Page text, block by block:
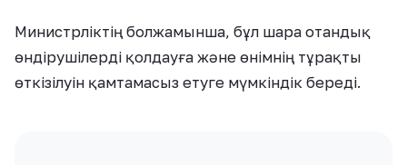
Министрліктің болжамынша, бұл шара отандық
өндірушілерді қолдауға және өнімнің тұрақты
өткізілуін қамтамасыз етуге мүмкіндік береді.